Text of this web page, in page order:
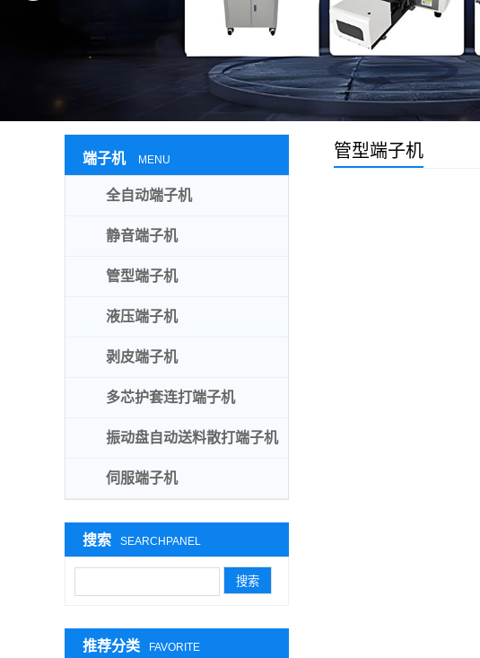
管型端子机
端子机 MENU
全自动端子机
静音端子机
管型端子机
液压端子机
剥皮端子机
多芯护套连打端子机
振动盘自动送料散打端子机
伺服端子机
搜索 SEARCHPANEL
推荐分类 FAVORITE